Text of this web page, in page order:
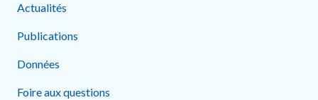
Actualités
Publications
Données
Foire aux questions